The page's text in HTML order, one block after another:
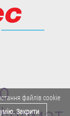
файлів cookie
Закрити